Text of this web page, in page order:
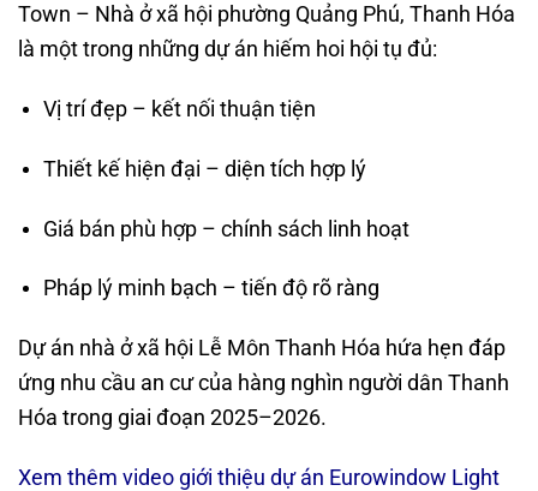
Town – Nhà ở xã hội phường Quảng Phú, Thanh Hóa
là một trong những dự án hiếm hoi hội tụ đủ:
Vị trí đẹp – kết nối thuận tiện
Thiết kế hiện đại – diện tích hợp lý
Giá bán phù hợp – chính sách linh hoạt
Pháp lý minh bạch – tiến độ rõ ràng
Dự án nhà ở xã hội Lễ Môn Thanh Hóa hứa hẹn đáp
ứng nhu cầu an cư của hàng nghìn người dân Thanh
Hóa trong giai đoạn 2025–2026.
Xem thêm video giới thiệu dự án Eurowindow Light